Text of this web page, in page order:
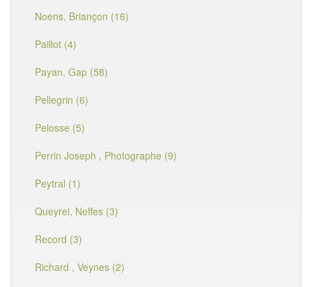
Noens, Briançon (16)
Paillot (4)
Payan, Gap (58)
Pellegrin (6)
Pelosse (5)
Perrin Joseph , Photographe (9)
Peytral (1)
Queyrel, Neffes (3)
Record (3)
Richard , Veynes (2)